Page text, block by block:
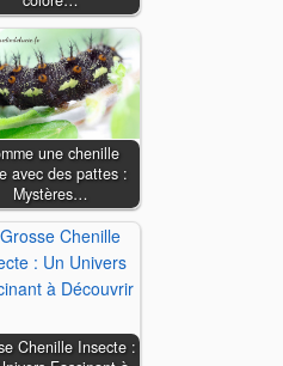
une chenille
avec des pattes :
Mystères…
Chenille Insecte :